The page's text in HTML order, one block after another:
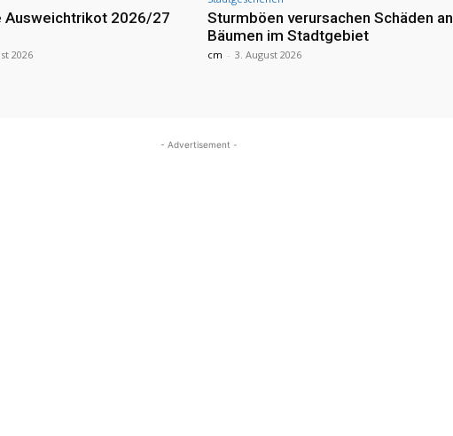
Ausweichtrikot 2026/27
2026
Sturmböen verursachen Schäden an
Bäumen im Stadtgebiet
cm - 3. August 2026
- Advertisement -